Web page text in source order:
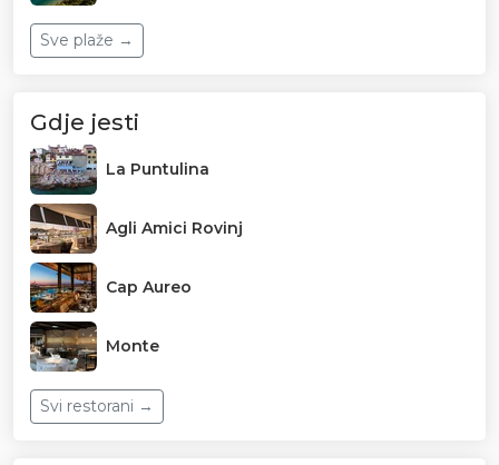
Sve plaže →
Gdje jesti
La Puntulina
Agli Amici Rovinj
Cap Aureo
Monte
Svi restorani →